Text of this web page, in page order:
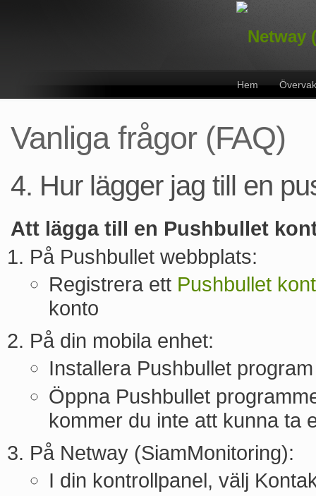
Hem
Vanliga frågor (FAQ)
4. Hur lägger jag till en
Att lägga till en Pushbullet
På Pushbullet webbplats:
Registrera ett Pushbullet
konto
På din mobila enhet:
Installera Pushbullet
Öppna Pushbullet
kommer du inte att kunna ta
På Netway (SiamMonitoring):
I din kontrollpanel, välj